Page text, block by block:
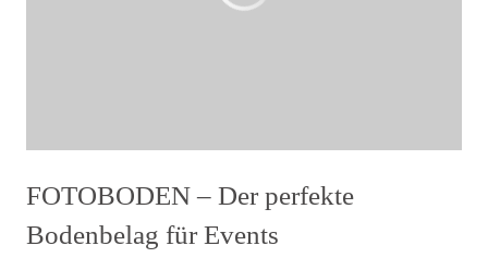
FOTOBODEN – Der perfekte
Bodenbelag für Events